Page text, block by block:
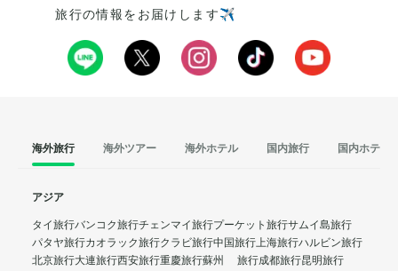
旅行の情報をお届けします✈️
海外旅行 海外ツアー 海外ホテル 国内旅行 国内ホテル
アジア
タイ旅行バンコク旅行チェンマイ旅行プーケット旅行サムイ島旅行
パタヤ旅行カオラック旅行クラビ旅行中国旅行上海旅行ハルビン旅行
北京旅行大連旅行西安旅行重慶旅行蘇州 旅行成都旅行昆明旅行